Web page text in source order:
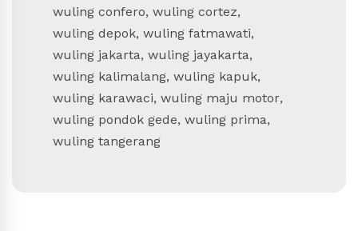
wuling confero, wuling cortez,
wuling depok, wuling fatmawati,
wuling jakarta, wuling jayakarta,
wuling kalimalang, wuling kapuk,
wuling karawaci, wuling maju motor,
wuling pondok gede, wuling prima,
wuling tangerang